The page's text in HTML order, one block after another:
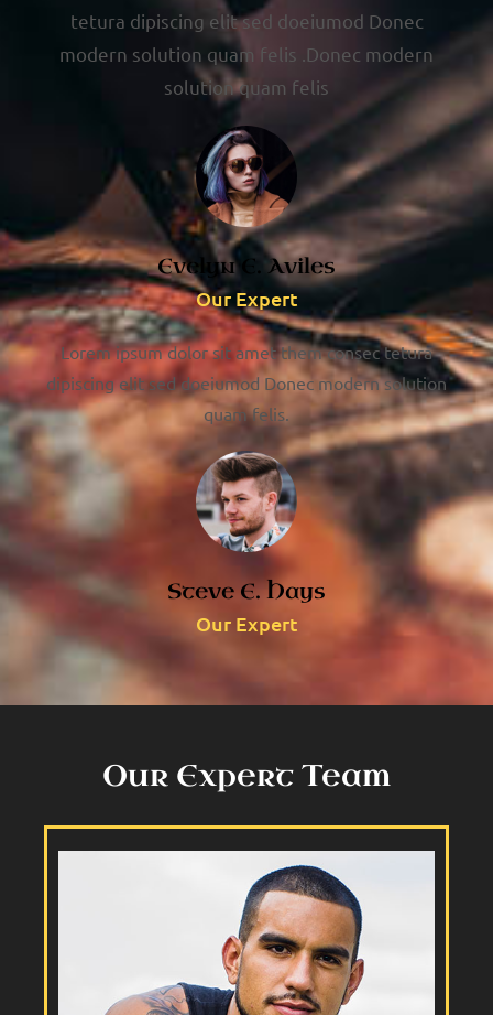
tetura dipiscing elit sed doeiumod Donec
modern solution quam felis .Donec modern
solution quam felis
Evelyn E. Aviles
Our Expert
Lorem ipsum dolor sit amet them consec tetura
dipiscing elit sed doeiumod Donec modern solution
quam felis.
Steve E. Hays
Our Expert
Our Expert Team